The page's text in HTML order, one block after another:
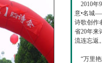
2010年
意•名城
诗歌创作
省20年来
流连忘返
“万里艳